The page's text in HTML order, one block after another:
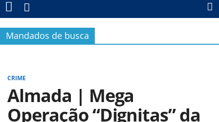
Mandados de busca
CRIME
Almada | Mega
Operação “Dignitas” da